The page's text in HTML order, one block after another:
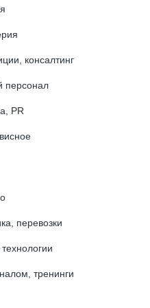
консалтинг
персонал
PR
перевозки
тренинги